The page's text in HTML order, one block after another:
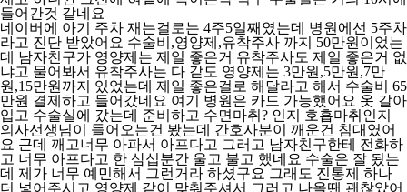
들어간것 같네요
네이버에 아기 주차 재는걸로는 4주5일째였는데 병원에선 5주차
라고 진단 받았어요 수술비,영양제,유착주사 까지 50만원이었는
데 남자친구가 영양제는 제일 좋은거 유착주사도 제일 좋은거 없
냐고 물어봐서 유착주사는 다 같도 영양제는 3만원,5만원,7만
원,15만원까지 있었는데 제일 좋은걸로 해달라고 해서 수술비 65
만원 결제하고 들어갔네요 여기 병원은 카드 가능했어요 옷 갈아
입고 수술실에 갔는데 준비하고 수면마취? 인지 호흡마취인지
의사선생님이 들어오는건 봤는데 간호사분이 깨운건 침대였어
요 근데 깨고너무 아파서 아프다고 그러고 남자친구한테 전화하
고 너무 아프다고 한 삼십분간 울고 불고 했네요 수술은 잘 됬는
데 제가 너무 예민해서 그런거라 하셨구요 그래도 진통제 하나
더 넣어주시고 영양제 같이 맞춰주셔서 그러고 나올땐 괜찮았어